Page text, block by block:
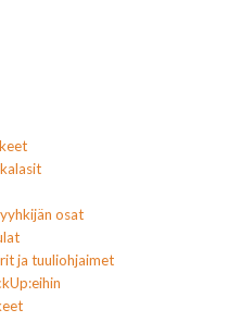
osat
ja tuuliohjaimet